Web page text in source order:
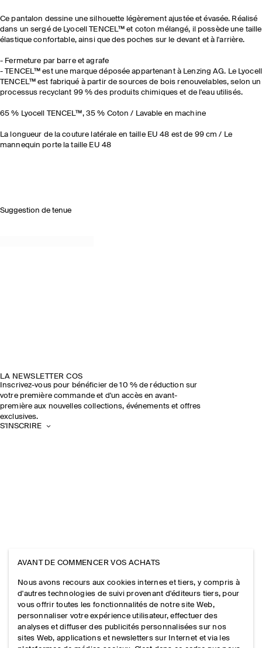
Ce pantalon dessine une silhouette légèrement ajustée et évasée. Réalisé
dans un sergé de Lyocell TENCEL™ et coton mélangé, il possède une taille
élastique confortable, ainsi que des poches sur le devant et à l'arrière.
- Fermeture par barre et agrafe
- TENCEL™ est une marque déposée appartenant à Lenzing AG. Le Lyocell
TENCEL™ est fabriqué à partir de sources de bois renouvelables, selon un
processus recyclant 99 % des produits chimiques et de l'eau utilisés.
65 % Lyocell TENCEL™, 35 % Coton / Lavable en machine
La longueur de la couture latérale en taille EU 48 est de 99 cm / Le
mannequin porte la taille EU 48
Suggestion de tenue
LA NEWSLETTER COS
Inscrivez-vous pour bénéficier de 10 % de réduction sur
votre première commande et d'un accès en avant-
première aux nouvelles collections, événements et offres
exclusives.
S'INSCRIRE
AVANT DE COMMENCER VOS ACHATS
Nous avons recours aux cookies internes et tiers, y compris à
d'autres technologies de suivi provenant d'éditeurs tiers, pour
vous offrir toutes les fonctionnalités de notre site Web,
personnaliser votre expérience utilisateur, effectuer des
analyses et diffuser des publicités personnalisées sur nos
sites Web, applications et newsletters sur Internet et via les